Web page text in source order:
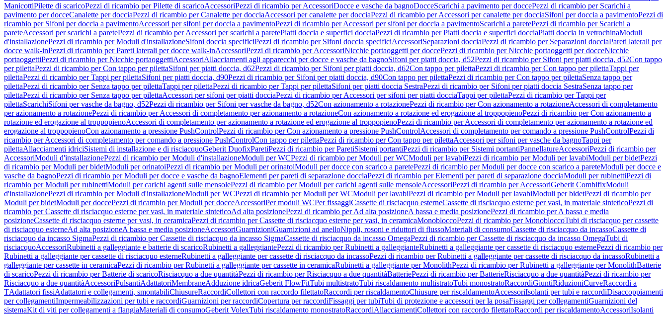
ManicottiPilette di scaricoPezzi di ricambio per Pilette di scaricoAccessoriPezzi di ricambio per AccessoriDocce e vasche da bagnoDocceScarichi a pavimento per doccePezzi di ricambio per Scarichi a
pavimento per docceCanalette per docciaPezzi di ricambio per Canalette per docciaAccessori per canalette per docciaPezzi di ricambio per Accessori per canalette per docciaSifoni per doccia a pavimentoPezzi di
ricambio per Sifoni per doccia a pavimentoAccessori per sifoni per doccia a pavimentoPezzi di ricambio per Accessori per sifoni per doccia a pavimentoScarichi a paretePezzi di ricambio per Scarichi a
pareteAccessori per scarichi a paretePezzi di ricambio per Accessori per scarichi a paretePiatti doccia e superfici docciaPezzi di ricambio per Piatti doccia e superfici docciaPiatti doccia in vetrochinaModuli
d'installazionePezzi di ricambio per Moduli d'installazioneSifoni doccia specificiPezzi di ricambio per Sifoni doccia specificiAccessoriSeparazioni docciaPezzi di ricambio per Separazioni docciaPareti laterali per
docce walk-inPezzi di ricambio per Pareti laterali per docce walk-inAccessoriPezzi di ricambio per AccessoriNicchie portaoggetti per doccePezzi di ricambio per Nicchie portaoggetti per docceNicchie
portaoggettiPezzi di ricambio per Nicchie portaoggettiAccessoriAllacciamenti agli apparecchi per docce e vasche da bagnoSifoni per piatti doccia, d52Pezzi di ricambio per Sifoni per piatti doccia, d52Con tappo
per pilettaPezzi di ricambio per Con tappo per pilettaSifoni per piatti doccia, d62Pezzi di ricambio per Sifoni per piatti doccia, d62Con tappo per pilettaPezzi di ricambio per Con tappo per pilettaTappi per
pilettaPezzi di ricambio per Tappi per pilettaSifoni per piatti doccia, d90Pezzi di ricambio per Sifoni per piatti doccia, d90Con tappo per pilettaPezzi di ricambio per Con tappo per pilettaSenza tappo per
pilettaPezzi di ricambio per Senza tappo per pilettaTappi per pilettaPezzi di ricambio per Tappi per pilettaSifoni per piatti doccia SestraPezzi di ricambio per Sifoni per piatti doccia SestraSenza tappo per
pilettaPezzi di ricambio per Senza tappo per pilettaAccessori per sifoni per piatti docciaPezzi di ricambio per Accessori per sifoni per piatti docciaTappi per pilettaPezzi di ricambio per Tappi per
pilettaScarichiSifoni per vasche da bagno, d52Pezzi di ricambio per Sifoni per vasche da bagno, d52Con azionamento a rotazionePezzi di ricambio per Con azionamento a rotazioneAccessori di completamento
per azionamento a rotazionePezzi di ricambio per Accessori di completamento per azionamento a rotazioneCon azionamento a rotazione ed erogazione al troppopienoPezzi di ricambio per Con azionamento a
rotazione ed erogazione al troppopienoAccessori di completamento per azionamento a rotazione ed erogazione al troppopienoPezzi di ricambio per Accessori di completamento per azionamento a rotazione ed
erogazione al troppopienoCon azionamento a pressione PushControlPezzi di ricambio per Con azionamento a pressione PushControlAccessori di completamento per comando a pressione PushControlPezzi di
ricambio per Accessori di completamento per comando a pressione PushControlCon tappo per pilettaPezzi di ricambio per Con tappo per pilettaAccessori per sifoni per vasche da bagnoTappi per
pilettaAllacciamenti idriciSistemi di installazione e di risciacquoGeberit DuofixParetiPezzi di ricambio per ParetiSistemi portantiPezzi di ricambio per Sistemi portantiPannellatureAccessoriPezzi di ricambio per
AccessoriModuli d'installazionePezzi di ricambio per Moduli d'installazioneModuli per WCPezzi di ricambio per Moduli per WCModuli per lavabiPezzi di ricambio per Moduli per lavabiModuli per bidetPezzi
di ricambio per Moduli per bidetModuli per orinatoiPezzi di ricambio per Moduli per orinatoiModuli per docce con scarico a paretePezzi di ricambio per Moduli per docce con scarico a pareteModuli per docce e
vasche da bagnoPezzi di ricambio per Moduli per docce e vasche da bagnoElementi per pareti di separazione docciaPezzi di ricambio per Elementi per pareti di separazione docciaModuli per rubinettiPezzi di
ricambio per Moduli per rubinettiModuli per carichi agenti sulle mensolePezzi di ricambio per Moduli per carichi agenti sulle mensoleAccessoriPezzi di ricambio per AccessoriGeberit CombifixModuli
d'installazionePezzi di ricambio per Moduli d'installazioneModuli per WCPezzi di ricambio per Moduli per WCModuli per lavabiPezzi di ricambio per Moduli per lavabiModuli per bidetPezzi di ricambio per
Moduli per bidetModuli per doccePezzi di ricambio per Moduli per docceAccessoriPer moduli WCPer fissaggiCassette di risciacquo esterneCassette di risciacquo esterne per vasi, in materiale sinteticoPezzi di
ricambio per Cassette di risciacquo esterne per vasi, in materiale sinteticoAd alta posizionePezzi di ricambio per Ad alta posizioneA bassa e media posizionePezzi di ricambio per A bassa e media
posizioneCassette di risciacquo esterne per vasi, in ceramicaPezzi di ricambio per Cassette di risciacquo esterne per vasi, in ceramicaMonobloccoPezzi di ricambio per MonobloccoTubi di risciacquo per cassette
di risciacquo esterneAd alta posizioneA bassa e media posizioneAccessoriGuarnizioniGuarnizioni ad anelloNippli, rosoni e riduttori di flussoMateriali di consumoCassette di risciacquo da incassoCassette di
risciacquo da incasso SigmaPezzi di ricambio per Cassette di risciacquo da incasso SigmaCassette di risciacquo da incasso OmegaPezzi di ricambio per Cassette di risciacquo da incasso OmegaTubi di
risciacquoAccessoriRubinetti a galleggiante e batterie di scaricoRubinetti a galleggiantePezzi di ricambio per Rubinetti a galleggianteRubinetti a galleggiante per cassette di risciacquo esternePezzi di ricambio per
Rubinetti a galleggiante per cassette di risciacquo esterneRubinetti a galleggiante per cassette di risciacquo da incassoPezzi di ricambio per Rubinetti a galleggiante per cassette di risciacquo da incassoRubinetti a
galleggiante per cassette in ceramicaPezzi di ricambio per Rubinetti a galleggiante per cassette in ceramicaRubinetti a galleggiante per MonolithPezzi di ricambio per Rubinetti a galleggiante per MonolithBatterie
di scaricoPezzi di ricambio per Batterie di scaricoRisciacquo a due quantitàPezzi di ricambio per Risciacquo a due quantitàBatteriePezzi di ricambio per BatterieRisciacquo a due quantitàPezzi di ricambio per
Risciacquo a due quantitàAccessoriPulsantiAdattatoriMembraneAdduzione idricaGeberit FlowFitTubi multistratoTubi riscaldamento multistratoTubi monostratoRaccordiGiuntiRiduzioniCurveRaccordi a
TAdattatori fissiAdattatori e collegamenti, smontabiliChiusureRaccordiCollettori con raccordo filettatoRaccordi per riscaldamentoChiusure per riscaldamentoAccessoriIsolanti per tubi e raccordiDisaccoppiamenti
per collegamentiImpermeabilizzazioni per tubi e raccordiGuarnizioni per raccordiCopertura per raccordiFissaggi per tubiTubi di protezione e accessori per la posaFissaggi per collegamentiGuarnizioni del
sistemaKit di viti per collegamenti a flangiaMateriali di consumoGeberit VolexTubi riscaldamento monostratoRaccordiAllacciamentiCollettori con raccordo filettatoRaccordi per riscaldamentoAccessoriIsolanti